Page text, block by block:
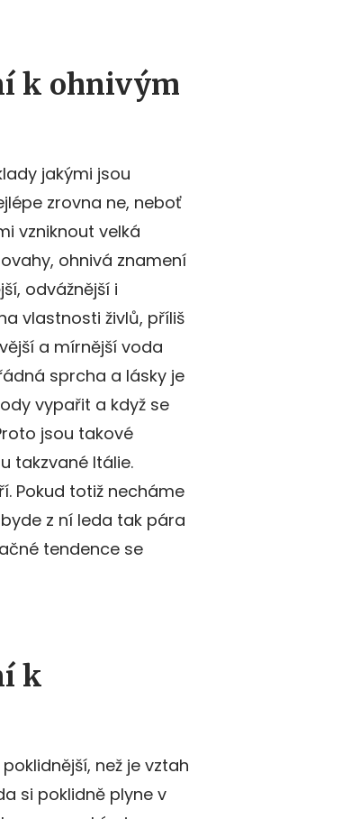
k ohnivým
jakými jsou
zrovna ne, neboť
vzniknout velká
ohnivá znamení
odvážnější i
vlastnosti živlů, příliš
a mírnější voda
sprcha a lásky je
vypařit a když se
jsou takové
takzvané Itálie.
Pokud totiž necháme
z ní leda tak pára
tendence se
k
než je vztah
si poklidně plyne v